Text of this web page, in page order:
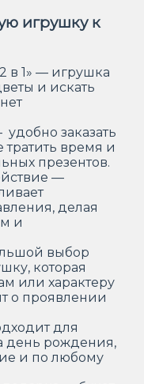
игрушку к
в 1» — игрушка
и искать
заказать
время и
презентов.
—
делая
и
выбор
которая
или характеру
о проявлении
для
день рождения,
и по любому